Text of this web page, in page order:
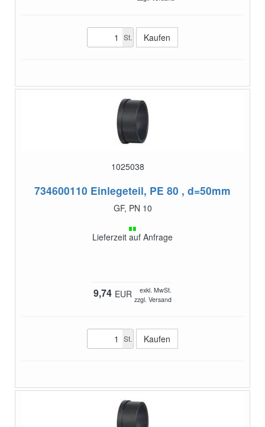
St.
1025038
734600110 Einlegeteil, PE 80 , d=50mm
GF, PN 10
Lieferzeit auf Anfrage
9,74 EUR
exkl. MwSt.
zzgl. Versand
St.